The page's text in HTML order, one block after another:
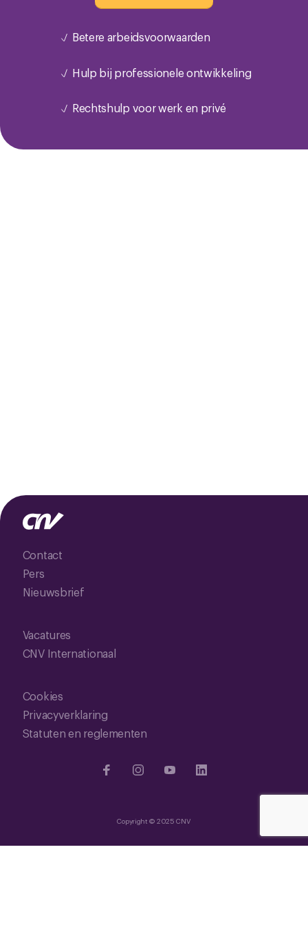
Betere arbeidsvoorwaarden
Hulp bij professionele ontwikkeling
Rechtshulp voor werk en privé
Contact
Pers
Nieuwsbrief
Vacatures
CNV Internationaal
Cookies
Privacyverklaring
Statuten en reglementen
Copyright © 2025 CNV